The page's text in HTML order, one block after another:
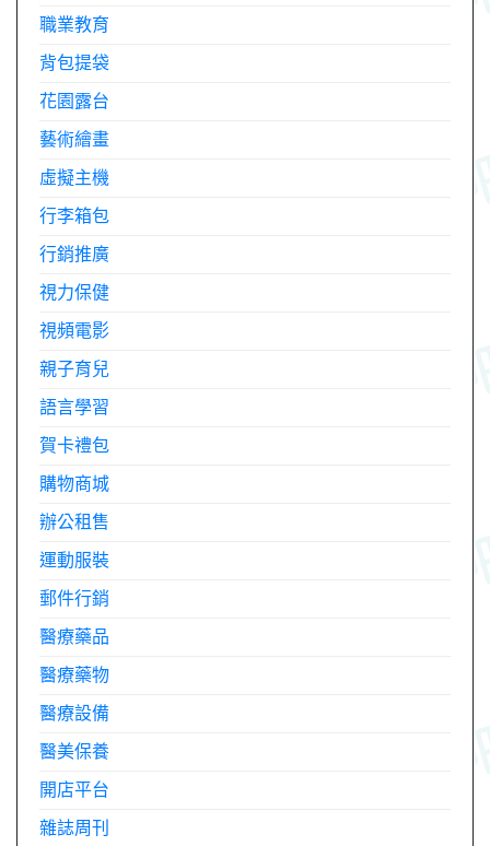
職業教育
背包提袋
花園露台
藝術繪畫
虛擬主機
行李箱包
行銷推廣
視力保健
視頻電影
親子育兒
語言學習
賀卡禮包
購物商城
辦公租售
運動服裝
郵件行銷
醫療藥品
醫療藥物
醫療設備
醫美保養
開店平台
雜誌周刊